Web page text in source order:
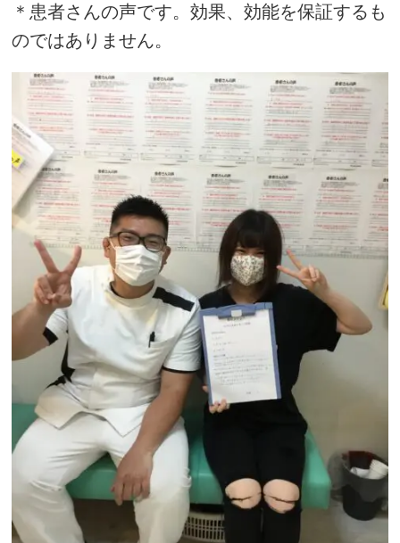
＊患者さんの声です。効果、効能を保証するも
のではありません。